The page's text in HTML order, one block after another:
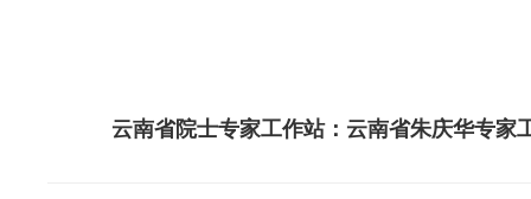
云南省院士专家工作站：云南省朱庆华专家